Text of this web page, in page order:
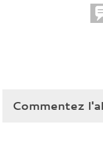
Commentez